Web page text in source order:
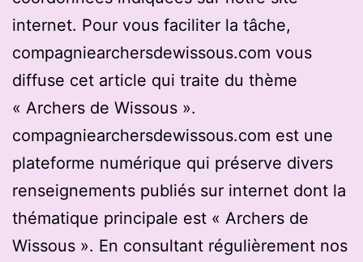
internet. Pour vous faciliter la tâche,
compagniearchersdewissous.com vous
diffuse cet article qui traite du thème
« Archers de Wissous ».
compagniearchersdewissous.com est une
plateforme numérique qui préserve divers
renseignements publiés sur internet dont la
thématique principale est « Archers de
Wissous ». En consultant régulièrement nos